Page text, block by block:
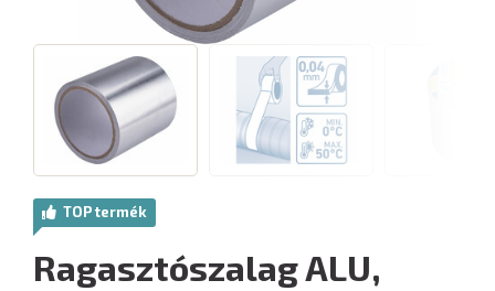
TOP termék
Ragasztószalag ALU,